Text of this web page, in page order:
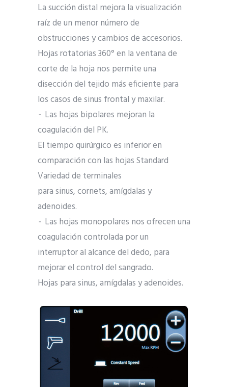
La succión distal mejora la visualización
raíz de un menor número de
obstrucciones y cambios de accesorios.
Hojas rotatorias 360° en la ventana de
corte de la hoja nos permite una
disección del tejido más eficiente para
los casos de sinus frontal y maxilar.
⁃ Las hojas bipolares mejoran la
coagulación del PK.
El tiempo quirúrgico es inferior en
comparación con las hojas Standard
Variedad de terminales
para sinus, cornets, amígdalas y
adenoides.
⁃ Las hojas monopolares nos ofrecen una
coagulación controlada por un
interruptor al alcance del dedo, para
mejorar el control del sangrado.
Hojas para sinus, amígdalas y adenoides.